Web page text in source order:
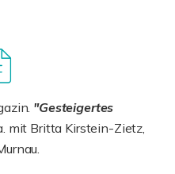
"Gesteigertes
mit Britta Kirstein-Zietz,